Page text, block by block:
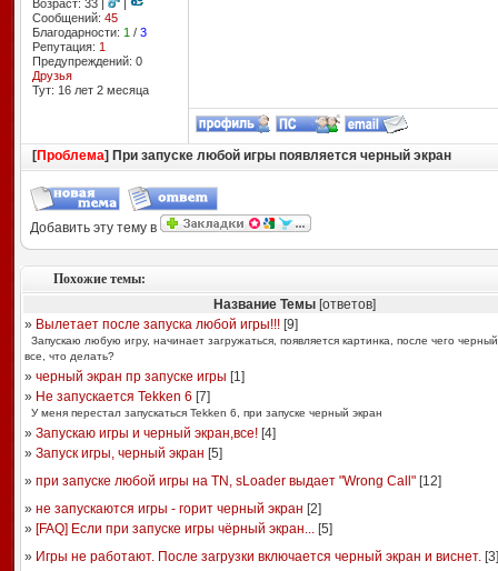
Возраст: 33 |
|
Сообщений: 45
Благодарности: 1 / 3
Репутация: 1
Предупреждений: 0
Друзья
Тут: 16 лет 2 месяцa
[Проблема] При запуске любой игры появляется черный экран
Добавить эту тему в
Похожие темы:
Название Темы[ответов]
» Вылетает после запуска любой игры!!![9]
Запускаю любую игру, начинает загружаться, появляется картинка, после чего
все, что делать?
» черный экран пр запуске игры [1]
» Не запускается Tekken 6 [7]
У меня перестал запускаться Tekken 6, при запуске черный экран
» Запускаю игры и черный экран,все![4]
» Запуск игры, черный экран [5]
» при запуске любой игры на TN, sLoader выдает "Wrong Call"[12]
» не запускаются игры - горит черный экран [2]
» [FAQ] Если при запуске игры чёрный экран...[5]
» Игры не работают. После загрузки включается черный экран и виснет.[3]